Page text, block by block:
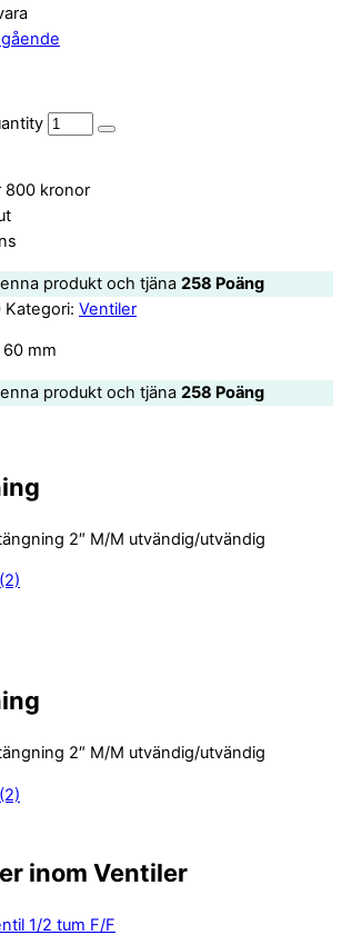
800 kronor
produkt och tjäna 258 Poäng
Kategori: Ventiler
60 mm
produkt och tjäna 258 Poäng
2″ M/M utvändig/utvändig
2″ M/M utvändig/utvändig
inom Ventiler